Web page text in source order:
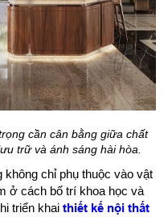
cần cân bằng giữa chất
trữ và ánh sáng hài hòa.
không chỉ phụ thuộc vào vật
ở cách bố trí khoa học và
triển khai thiết kế nội thất